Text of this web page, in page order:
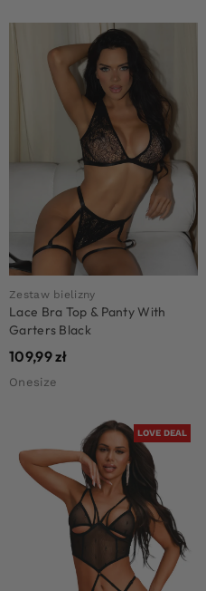
Zestaw bielizny
Lace Bra Top & Panty With
Garters Black
109,99zł
Onesize
LOVE DEAL